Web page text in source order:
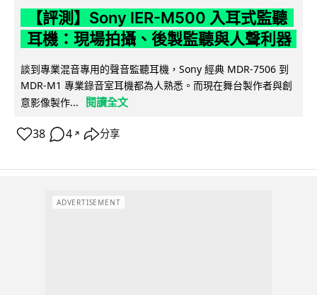
【評測】Sony IER-M500 入耳式監聽
耳機：現場拍攝、後製監聽與人聲利器
談到專業混音專用的聲音監聽耳機，Sony 經典 MDR-7506 到
MDR-M1 專業錄音室耳機都為人熟悉。而現在舞台製作者與創
意影像製作...
閱讀全文
38 4 ↗ 分享
ADVERTISEMENT